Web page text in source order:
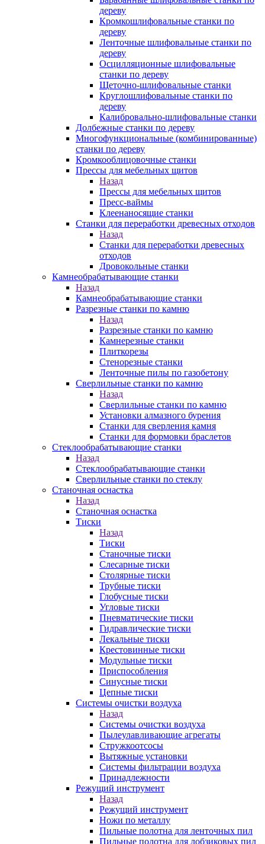
дереву
Кромкошлифовальные станки по
дереву
Ленточные шлифовальные станки по
дереву
Осцилляционные шлифовальные
станки по дереву
Щеточно-шлифовальные станки
Круглошлифовальные станки по
дереву
Калибровально-шлифовальные станки
Долбежные станки по дереву
Многофункциональные (комбинированные)
станки по дереву
Кромкооблицовочные станки
Прессы для мебельных щитов
Назад
Прессы для мебельных щитов
Пресс-ваймы
Клеенаносящие станки
Станки для переработки древесных отходов
Назад
Станки для переработки древесных
отходов
Дровокольные станки
Камнеобрабатывающие станки
Назад
Камнеобрабатывающие станки
Разрезные станки по камню
Назад
Разрезные станки по камню
Камнерезные станки
Плиткорезы
Стенорезные станки
Ленточные пилы по газобетону
Сверлильные станки по камню
Назад
Сверлильные станки по камню
Установки алмазного бурения
Станки для сверления камня
Станки для формовки браслетов
Стеклообрабатывающие станки
Назад
Стеклообрабатывающие станки
Сверлильные станки по стеклу
Станочная оснастка
Назад
Станочная оснастка
Тиски
Назад
Тиски
Станочные тиски
Слесарные тиски
Столярные тиски
Трубные тиски
Глобусные тиски
Угловые тиски
Пневматические тиски
Гидравлические тиски
Лекальные тиски
Крестовинные тиски
Модульные тиски
Приспособления
Синусные тиски
Цепные тиски
Системы очистки воздуха
Назад
Системы очистки воздуха
Пылеулавливающие агрегаты
Стружкоотсосы
Вытяжные установки
Системы фильтрации воздуха
Принадлежности
Режущий инструмент
Назад
Режущий инструмент
Ножи по металлу
Пильные полотна для ленточных пил
Пильные полотна для лобзиковых пил